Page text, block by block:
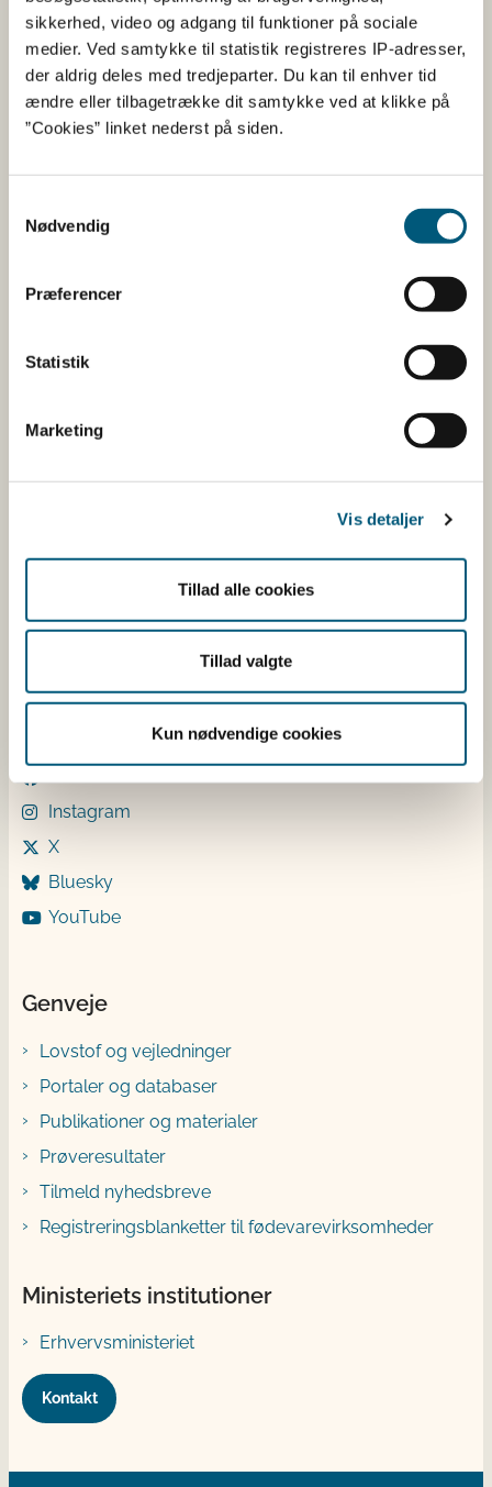
sikkerhed, video og adgang til funktioner på sociale
medier. Ved samtykke til statistik registreres IP-adresser,
der aldrig deles med tredjeparter. Du kan til enhver tid
ændre eller tilbagetrække dit samtykke ved at klikke på
”Cookies” linket nederst på siden.
Nødvendig
Præferencer
Statistik
Marketing
Vis detaljer
Tillad alle cookies
Tillad valgte
Kun nødvendige cookies
Fødevarestyrelsen
Fødevarestyrelsen er en styrelse under
Erhvervsministeriet. Styrelsen arbejder med hele
fødevarekæden fra jord til bord med fokus på
dyresundhed og sikker, sund mad. Vi står bag De
Fødevarestyrelsen
Tlf. 72 2​​​7 69 00
EAN
Fredag: 9-12
Følg os
Instagram
X
Bluesky
YouTube
Genveje
Lovstof og vejledninger
Portaler og databaser
Publikationer og materialer
Prøveresultater
Tilmeld nyhedsbreve
Registreringsblanketter til fødevarevirksomheder
Ministeriets institutioner
Erhvervsministeriet
Kontakt